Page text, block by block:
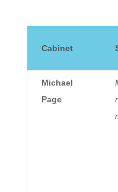
Cabinet
Michael
Page